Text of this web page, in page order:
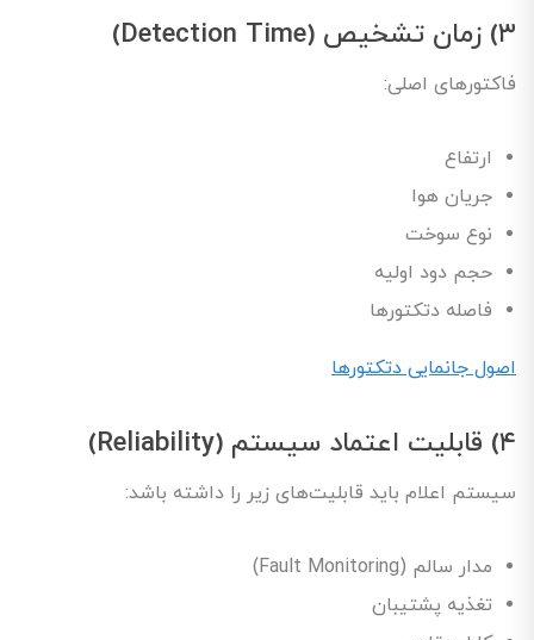
۳) زمان تشخیص (Detection Time)
فاکتورهای اصلی:
ارتفاع
جریان هوا
نوع سوخت
حجم دود اولیه
فاصله دتکتورها
اصول جانمایی دتکتورها
۴) قابلیت اعتماد سیستم (Reliability)
سیستم اعلام باید قابلیت‌های زیر را داشته باشد:
مدار سالم (Fault Monitoring)
تغذیه پشتیبان